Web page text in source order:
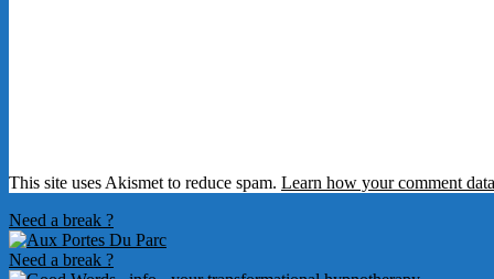
This site uses Akismet to reduce spam. Learn how your comment
Need a break ?
Need a break ?